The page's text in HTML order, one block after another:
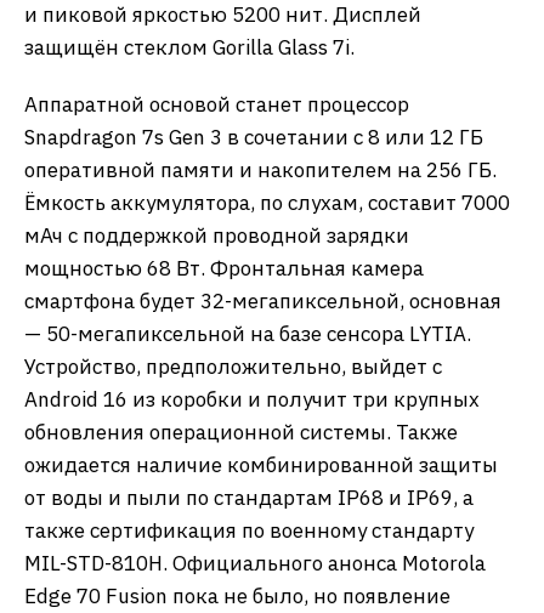
и пиковой яркостью 5200 нит. Дисплей
защищён стеклом Gorilla Glass 7i.
Аппаратной основой станет процессор
Snapdragon 7s Gen 3 в сочетании с 8 или 12 ГБ
оперативной памяти и накопителем на 256 ГБ.
Ёмкость аккумулятора, по слухам, составит 7000
мАч с поддержкой проводной зарядки
мощностью 68 Вт. Фронтальная камера
смартфона будет 32-мегапиксельной, основная
— 50-мегапиксельной на базе сенсора LYTIA.
Устройство, предположительно, выйдет с
Android 16 из коробки и получит три крупных
обновления операционной системы. Также
ожидается наличие комбинированной защиты
от воды и пыли по стандартам IP68 и IP69, а
также сертификация по военному стандарту
MIL-STD-810H. Официального анонса Motorola
Edge 70 Fusion пока не было, но появление